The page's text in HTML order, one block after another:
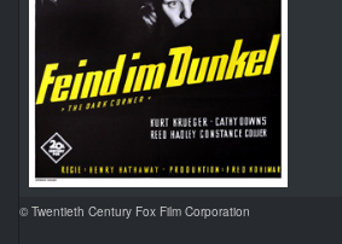
© Twentieth Century Fox Film Corporation